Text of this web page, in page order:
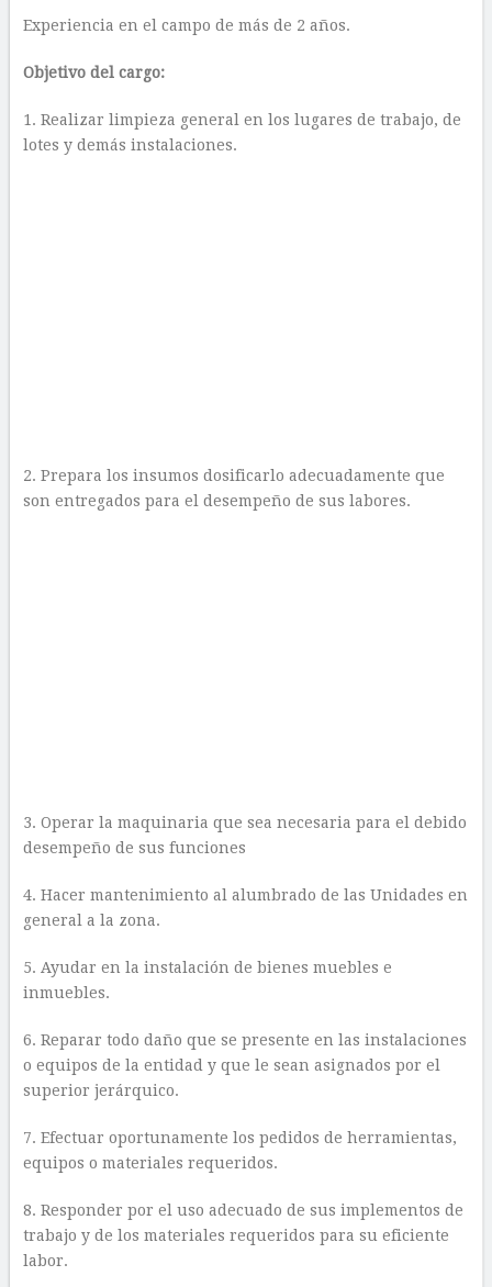
Experiencia en el campo de más de 2 años.
Objetivo del cargo:
1. Realizar limpieza general en los lugares de trabajo, de
lotes y demás instalaciones.
2. Prepara los insumos dosificarlo adecuadamente que
son entregados para el desempeño de sus labores.
3. Operar la maquinaria que sea necesaria para el debido
desempeño de sus funciones
4. Hacer mantenimiento al alumbrado de las Unidades en
general a la zona.
5. Ayudar en la instalación de bienes muebles e
inmuebles.
6. Reparar todo daño que se presente en las instalaciones
o equipos de la entidad y que le sean asignados por el
superior jerárquico.
7. Efectuar oportunamente los pedidos de herramientas,
equipos o materiales requeridos.
8. Responder por el uso adecuado de sus implementos de
trabajo y de los materiales requeridos para su eficiente
labor.